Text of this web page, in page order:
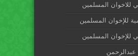
للاخوان المسلمين
للإخوان المسلمين
للإخوان المسلمين